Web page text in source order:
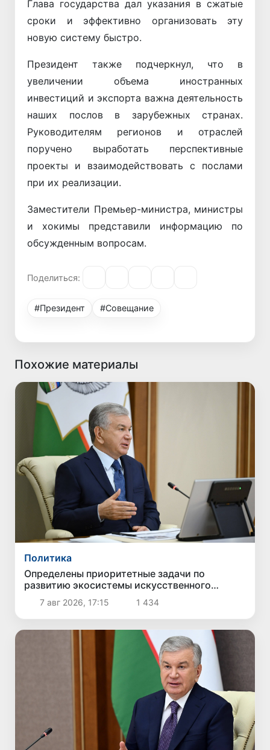
Глава государства дал указания в сжатые
сроки и эффективно организовать эту
новую систему быстро.
Президент также подчеркнул, что в
увеличении объема иностранных
инвестиций и экспорта важна деятельность
наших послов в зарубежных странах.
Руководителям регионов и отраслей
поручено выработать перспективные
проекты и взаимодействовать с послами
при их реализации.
Заместители Премьер-министра, министры
и хокимы представили информацию по
обсужденным вопросам.
Поделиться:
#Президент #Совещание
Похожие материалы
Политика
Определены приоритетные задачи по
развитию экосистемы искусственного
интеллекта
7 авг 2026, 17:15 1 434